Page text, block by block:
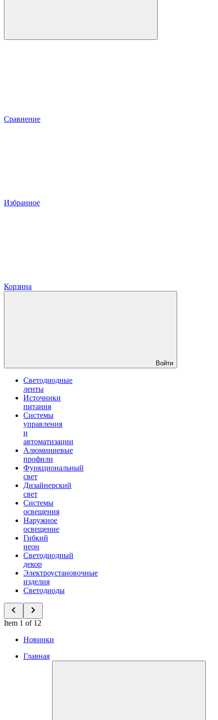
Сравнение
Избранное
Корзина
Войти
Светодиодные
ленты
Источники
питания
Системы
управления
и
автоматизации
Алюминиевые
профили
Функциональный
свет
Дизайнерский
свет
Системы
освещения
Наружное
освещение
Гибкий
неон
Светодиодный
декор
Электроустановочные
изделия
Светодиоды
Item 1 of 12
Новинки
Главная